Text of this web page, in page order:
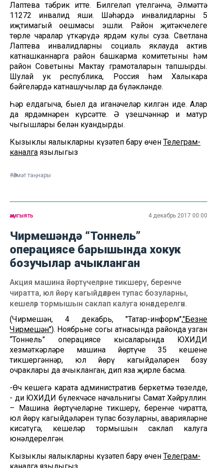
Лаптева тәбрик итте. Билгеләп үтелгәнчә, Әлмәттә
11272 инвалид яши. Шәһәрдә инвалидларның 5
иҗтимагый оешмасы эшли. Район җитәкчелеге
төрле чаралар үткәрүдә ярдәм кулы суза. Светлана
Лаптева инвалидларны социаль яклауда актив
катнашканнарга район башкарма комитетының һәм
район Советының Мактау грамоталарын тапшырды.
Шулай ук республика, Россия һәм Халыкара
бәйгеләрдә катнашучылар да бүләкләнде.
Һәр елдагыча, быел да иганәчеләр килгән иде. Алар
да ярдәмнәрен күрсәтте. Ә үзешчәннәр иң матур
чыгышлары белән куандырды.
Кызыклы яңалыкларны күзәтеп бару өчен Телеграм-
каналга язылыгыз
#Әлмәт таңнары
җәмгыять 4 декабрь 2017 00:00
Чирмешәндә “Тоннель”
операциясе барышында хокук
бозучылар ачыкланган
Акция машина йөртүчеләрне тикшерү, беренче
чиратта, юл йөрү кагыйдәләрен тупас бозуларны,
кешеләр тормышын саклап калуга юнәлдерелгән.
(Чирмешән, 4 декабрь, "Татар-информ","Безнең
Чирмешән"). Ноябрьнең соңгы атнасында районда узган
“Тоннель” операциясе кысаларында ЮХИДИ
хезмәткәрләре машина йөртүче 35 кешене
тикшергәннәр, юл йөрү кагыйдәләрен бозу
очраклары да ачыкланган, дип яза җирле басма.
-Өч кешегә карата административ беркетмә төзелде,
- ди ЮХИДИ бүлекчәсе начальнигы Самат Хәйруллин.
– Машина йөртүчеләрне тикшерү, беренче чиратта,
юл йөрү кагыйдәләрен тупас бозуларны, аварияләрне
кисәтүгә, кешеләр тормышын саклап калуга
юнәлдерелгән.
Кызыклы яңалыкларны күзәтеп бару өчен Телеграм-